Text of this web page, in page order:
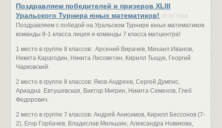
Поздравляем победителей и призеров XLIII
Уральского Турнира юных математиков! 22.02.2014
Поздравляем с победой на Уральском Турнире юных математиков
команды 8-1 класса лицея и команды 7 класса матцентра!
1 место в группе 8 классов: Арсений Вирачев, Михаил Иванов,
Никита Карагодин, Никита Лисоветин, Кирилл Тыщук, Георгий
Чарковский.
2 место в группе 8 классов: Яков Андреев, Сергей Думпис,
Ариадна Евтушевская, Виктор Мигрин, Никита Семенов, Глеб
Федорович.
2 место в группе 7 классов: Андрей Анисимов, Кирилл Бессонов (7-
2), Егор Горбачев, Владислав Мильшин, Александра Новикова,